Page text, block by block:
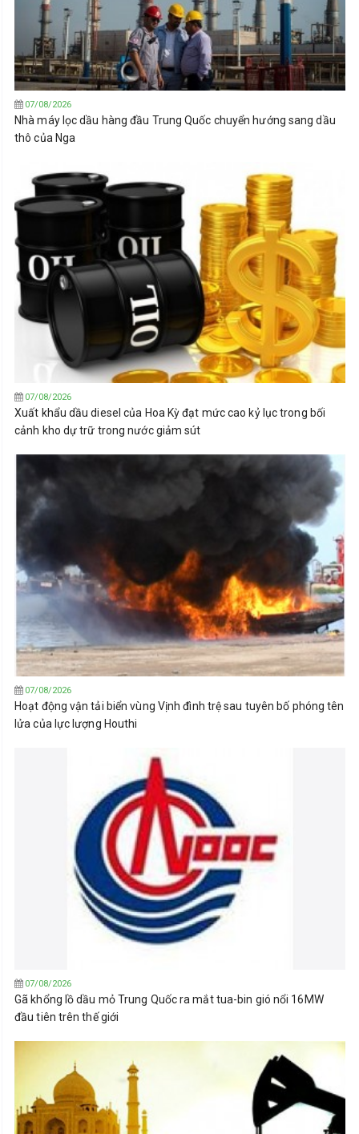
07/08/2026
Nhà máy lọc dầu hàng đầu Trung Quốc chuyển hướng sang dầu
thô của Nga
07/08/2026
Xuất khẩu dầu diesel của Hoa Kỳ đạt mức cao kỷ lục trong bối
cảnh kho dự trữ trong nước giảm sút
07/08/2026
Hoạt động vận tải biển vùng Vịnh đình trệ sau tuyên bố phóng tên
lửa của lực lượng Houthi
07/08/2026
Gã khổng lồ dầu mỏ Trung Quốc ra mắt tua-bin gió nổi 16MW
đầu tiên trên thế giới